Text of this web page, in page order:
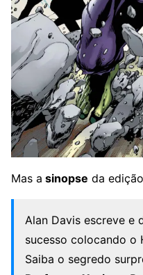
Mas a sinopse da
Alan Davis escreve e
sucesso colocando o
Saiba o segredo